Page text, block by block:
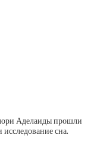
Аделаиды прошли
сна.